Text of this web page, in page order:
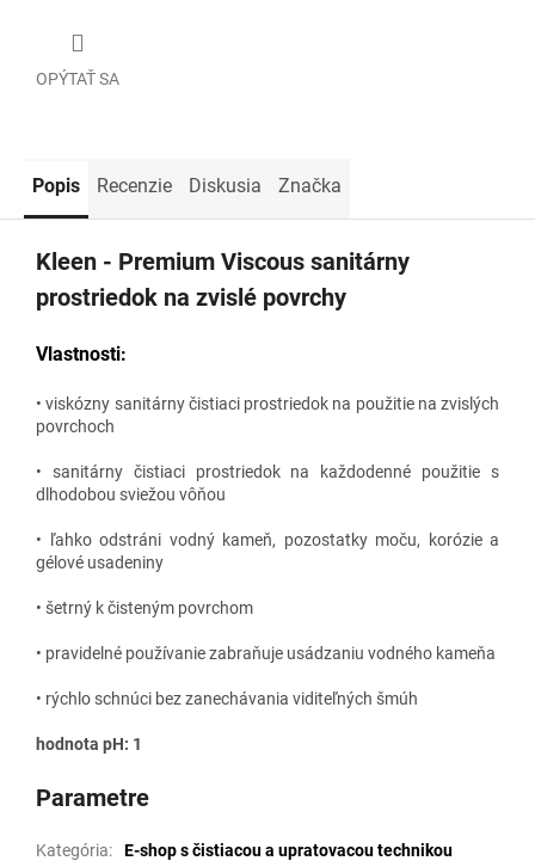
OPÝTAŤ SA
Popis Recenzie Diskusia Značka
Kleen - Premium Viscous sanitárny
prostriedok na zvislé povrchy
Vlastnosti:
• viskózny sanitárny čistiaci prostriedok na použitie na zvislých
povrchoch
• sanitárny čistiaci prostriedok na každodenné použitie s
dlhodobou sviežou vôňou
• ľahko odstráni vodný kameň, pozostatky moču, korózie a
gélové usadeniny
• šetrný k čisteným povrchom
• pravidelné používanie zabraňuje usádzaniu vodného kameňa
• rýchlo schnúci bez zanechávania viditeľných šmúh
hodnota pH: 1
Parametre
Kategória:
E-shop s čistiacou a upratovacou technikou